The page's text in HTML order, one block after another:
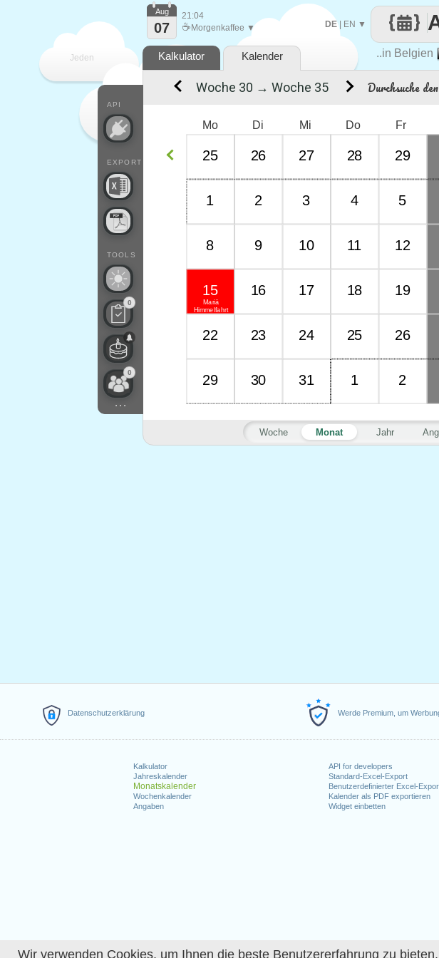
Wir verwenden Cookies, um Ihnen die beste Benutzererfahrung zu
Datenschutzerklärung Werde Premium, um
Kalkulator
Jahreskalender
Monatskalender
Wochenkalender
Angaben
API for developers
Standard-Excel-Export
Benutzerdefinierter Excel-
Kalender als PDF exportieren
Widget einbetten
Jeden ..in Belgien
DE| EN ▼
API
EXPORT
TOOLS
0
0
...
Aug
07
21:04
☕ Morgenkaffee ▼
Kalkulator Kalender
Durchsuche
Woche Monat Jahr
Mo Di Mi Do Fr
25 26 27 28 29
1 2 3 4 5
8 9 10 11 12
Mariä
Himmelfahrt
15 16 17 18 19
22 23 24 25 26
29 30 31 1 2
Woche 30 → Woche 35